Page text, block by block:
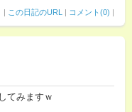
| この日記のURL | コメント(0) |
てみますｗ